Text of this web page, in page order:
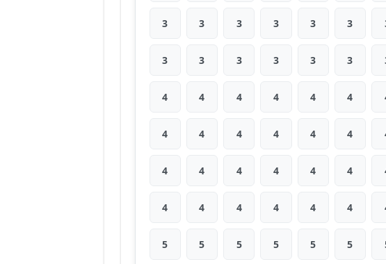
3 3 3 3 3 3
3 3 3 3 3 3
4 4 4 4 4 4
4 4 4 4 4 4
4 4 4 4 4 4
4 4 4 4 4 4
5 5 5 5 5 5